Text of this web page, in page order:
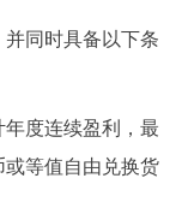
同时具备以下条
度连续盈利，最
或等值自由兑换货